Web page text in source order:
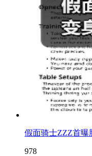
假面骑士ZZZ首曝
978